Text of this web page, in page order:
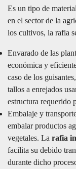
Es un tipo de
en el sector de la
los cultivos, la rafia
Envarado de las
económica y
caso de los
tallos a enrejados
estructura requerido
Embalaje y
embalar productos
vegetales. La rafia
facilita su debido
durante dicho